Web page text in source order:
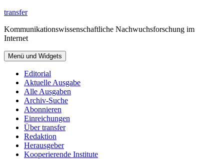
Zum
springen
transfer
Kommunikationswissenschaftliche Nachwuchsforschung im
Internet
Menü und Widgets
Editorial
Aktuelle Ausgabe
Alle Ausgaben
Archiv-Suche
Abonnieren
Einreichungen
Über transfer
Redaktion
Herausgeber
Kooperierende Institute